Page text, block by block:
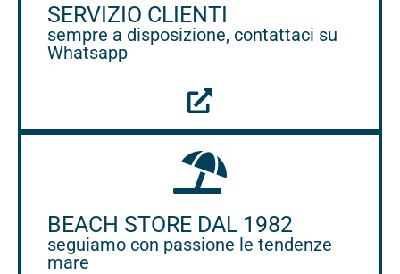
SERVIZIO CLIENTI
sempre a disposizione, contattaci su
Whatsapp
BEACH STORE DAL 1982
seguiamo con passione le tendenze
mare